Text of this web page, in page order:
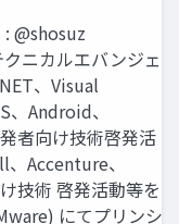
@shosuz
ニカルエバンジェ
、Visual
Android、
者向け技術啓発活
Accenture、
技術 啓発活動等を
にてプリンシ